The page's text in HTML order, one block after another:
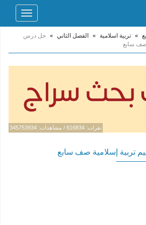
Toggle
» تربية اسلامية » الفصل الثاني » حل درس
صف سابع
نقرات: 616834 / مشاهدات: 345753934
تربية إسلامية صف سابع